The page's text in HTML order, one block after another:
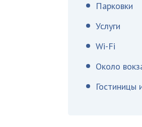
Парковки
Услуги
Wi-Fi
Около
Гостиницы